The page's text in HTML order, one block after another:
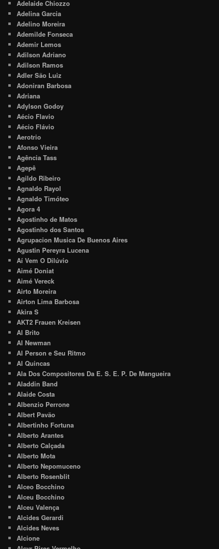
Adelaide Chiozzo
Adelina Garcia
Adelino Moreira
Ademilde Fonseca
Ademir Lemos
Adilson Adriano
Adilson Ramos
Adler São Luiz
Adoniran Barbosa
Adriana
Adylson Godoy
Aécio Flavio
Aécio Flávio
Aerotrio
Afonso Vieira
Agência Tass
Agepê
Agildo Ribeiro
Agnaldo Rayol
Agnaldo Timóteo
Agora 4
Agostinho de Matos
Agostinho dos Santos
Agrupacion Musica De Buenos Aires
Agustin Pereyra Lucena
Aí Vem O Dilúvio
Aimé Doniat
Aimé Vereck
Airto Moreira
Airton Lima Barbosa
Akira S
AKT2 Frauen Kreisen
Al Brito
Al Newman
Al Person e Seu Ritmo
Al Quincas
Ala Dos Compositores Da E. S. E. P. De Mangueira
Aladdin Band
Alaide Costa
Albenzio Perrone
Albert Pavão
Albertinho Fortuna
Alberto Arantes
Alberto Calçada
Alberto Mota
Alberto Nepomuceno
Alberto Rosenblit
Alceo Bocchino
Alceu Bocchino
Alceu Valença
Alcides Gerardi
Alcides Neves
Alcione